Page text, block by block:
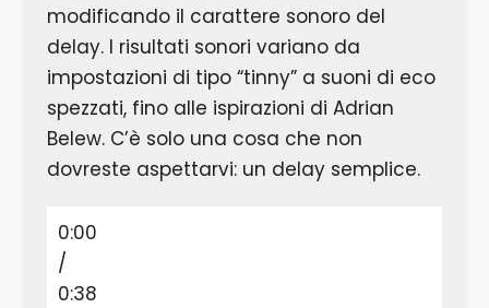
modificando il carattere sonoro del
delay. I risultati sonori variano da
impostazioni di tipo “tinny” a suoni di eco
spezzati, fino alle ispirazioni di Adrian
Belew. C’è solo una cosa che non
dovreste aspettarvi: un delay semplice.
0:00
/
0:38